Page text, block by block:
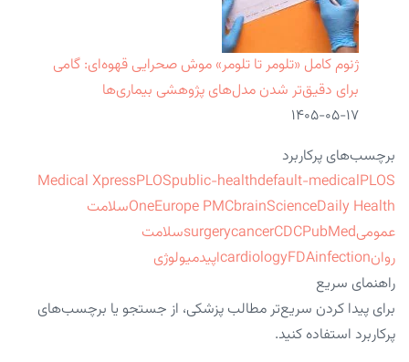
ژنوم کامل «تلومر تا تلومر» موش صحرایی قهوه‌ای: گامی
برای دقیق‌تر شدن مدل‌های پژوهشی بیماری‌ها
۱۴۰۵-۰۵-۱۷
برچسب‌های پرکاربرد
Medical XpressPLOSpublic-healthdefault-medicalPLOS
OneEurope PMCbrainScienceDaily Health
سلامت
عمومی
surgerycancerCDCPubMed
سلامت
روان
cardiologyFDAinfection
اپیدمیولوژی
راهنمای سریع
برای پیدا کردن سریع‌تر مطالب پزشکی، از جستجو یا برچسب‌های
پرکاربرد استفاده کنید.